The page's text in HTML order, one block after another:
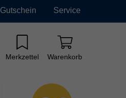
Gutschein Service
Merkzettel Warenkorb